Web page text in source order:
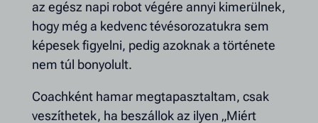
az egész napi robot végére annyi kimerülnek,
hogy még a kedvenc tévésorozatukra sem
képesek figyelni, pedig azoknak a története
nem túl bonyolult.
Coachként hamar megtapasztaltam, csak
veszíthetek, ha beszállok az ilyen „Miért